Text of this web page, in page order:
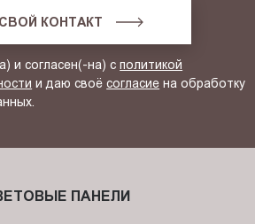
КОНТАКТ
и согласен(-на) сполитикой
и даю своёсогласие на обработку
ПАНЕЛИ